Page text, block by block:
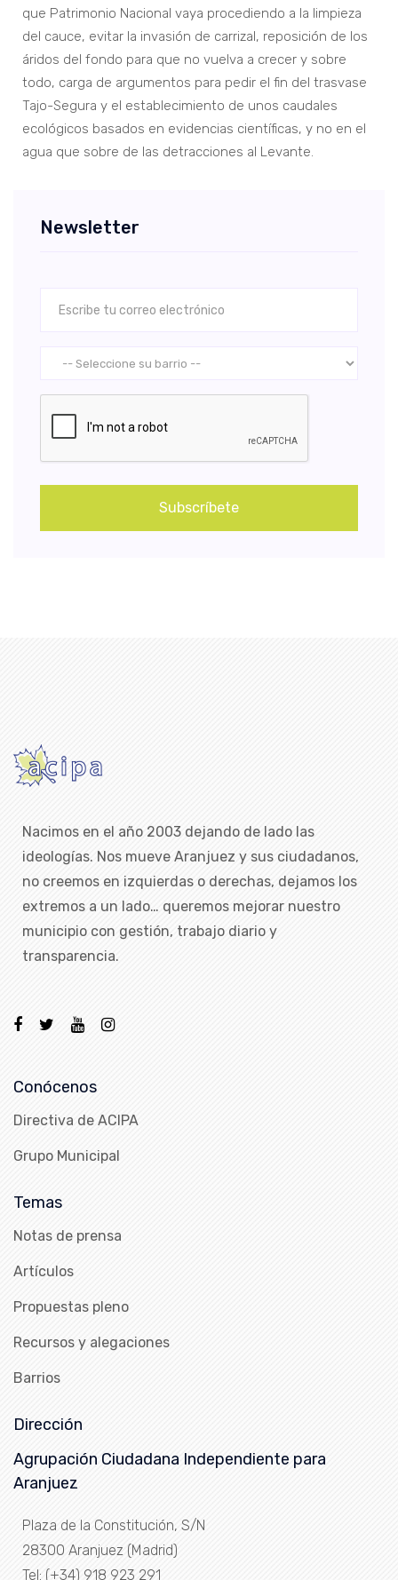
que Patrimonio Nacional vaya procediendo a la limpieza
del cauce, evitar la invasión de carrizal, reposición de los
áridos del fondo para que no vuelva a crecer y sobre
todo, carga de argumentos para pedir el fin del trasvase
Tajo-Segura y el establecimiento de unos caudales
ecológicos basados en evidencias científicas, y no en el
agua que sobre de las detracciones al Levante.
Newsletter
Subscríbete
Nacimos en el año 2003 dejando de lado las
ideologías. Nos mueve Aranjuez y sus ciudadanos,
no creemos en izquierdas o derechas, dejamos los
extremos a un lado… queremos mejorar nuestro
municipio con gestión, trabajo diario y
transparencia.
Conócenos
Directiva de ACIPA
Grupo Municipal
Temas
Notas de prensa
Artículos
Propuestas pleno
Recursos y alegaciones
Barrios
Dirección
Agrupación Ciudadana Independiente para
Aranjuez
Plaza de la Constitución, S/N
28300 Aranjuez (Madrid)
Tel: (+34) 918 923 291